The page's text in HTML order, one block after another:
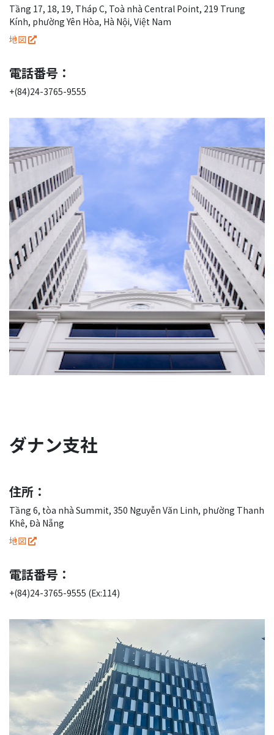
Tầng 17, 18, 19, Tháp C, Toà nhà Central Point, 219 Trung
Kính, phường Yên Hòa, Hà Nội, Việt Nam
地図
電話番号：
+(84)24-3765-9555
ダナン支社
住所：
Tầng 6, tòa nhà Summit, 350 Nguyễn Văn Linh, phường Thanh
Khê, Đà Nẵng
地図
電話番号：
+(84)24-3765-9555 (Ex:114)